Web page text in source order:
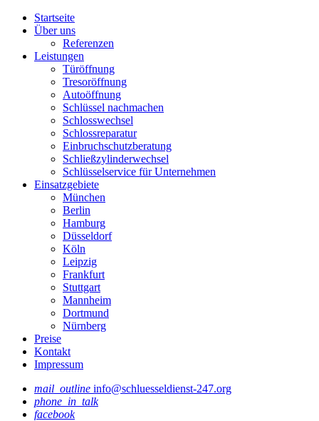
Startseite
Über uns
Referenzen
Leistungen
Türöffnung
Tresoröffnung
Аutoöffnung
Schlüssel nachmachen
Schlosswechsel
Schlossreparatur
Einbruchschutzberatung
Schließzylinderwechsel
Schlüsselservice für Unternehmen
Einsatzgebiete
München
Berlin
Hamburg
Düsseldorf
Köln
Leipzig
Frankfurt
Stuttgart
Mannheim
Dortmund
Nürnberg
Preise
Kontakt
Impressum
mail_outline info@schluesseldienst-247.org
phone_in_talk
facebook